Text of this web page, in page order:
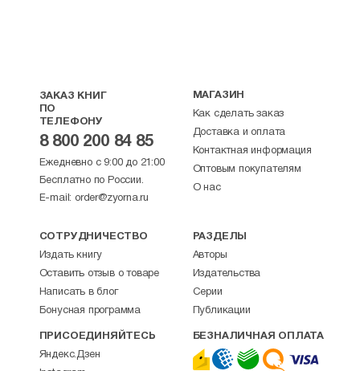
ЗАКАЗ КНИГ
ПО
ТЕЛЕФОНУ
8 800 200 84 85
Ежедневно с 9:00 до 21:00
Бесплатно по России.
E-mail: order@zyorna.ru
МАГАЗИН
Как сделать заказ
Доставка и оплата
Контактная информация
Оптовым покупателям
О нас
СОТРУДНИЧЕСТВО
Издать книгу
Оставить отзыв о товаре
Написать в блог
Бонусная программа
РАЗДЕЛЫ
Авторы
Издательства
Серии
Публикации
ПРИСОЕДИНЯЙТЕСЬ
Яндекс.Дзен
БЕЗНАЛИЧНАЯ ОПЛАТА